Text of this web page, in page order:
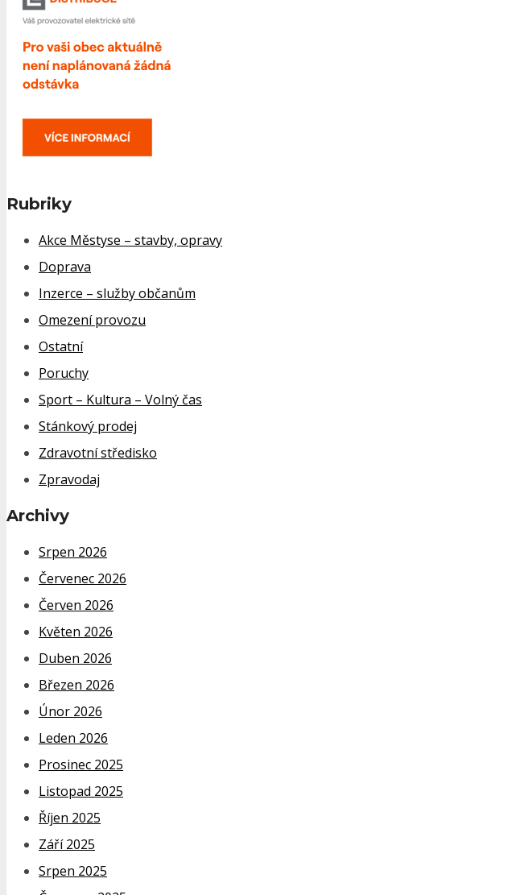
Rubriky
Akce Městyse – stavby, opravy
Doprava
Inzerce – služby občanům
Omezení provozu
Ostatní
Poruchy
Sport – Kultura – Volný čas
Stánkový prodej
Zdravotní středisko
Zpravodaj
Archivy
Srpen 2026
Červenec 2026
Červen 2026
Květen 2026
Duben 2026
Březen 2026
Únor 2026
Leden 2026
Prosinec 2025
Listopad 2025
Říjen 2025
Září 2025
Srpen 2025